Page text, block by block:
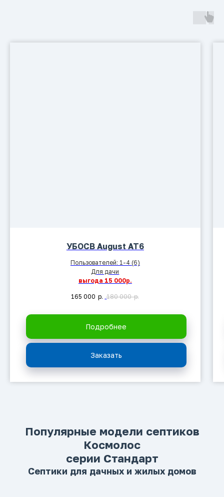
УБОСВ August AT6
Пользователей: 1-4 (6)
Для дачи
выгода 15 000р.
165 000 р. 180 000 р.
Подробнее
Заказать
Популярные модели септиков
Космолос
серии Стандарт
Септики для дачных и жилых домов